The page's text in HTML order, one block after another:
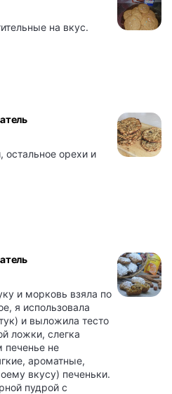
на вкус.
остальное орехи и
и морковь взяла по
я использовала
и выложила тесто
ложки, слегка
печенье не
ароматные,
вкусу) печеньки.
пудрой с